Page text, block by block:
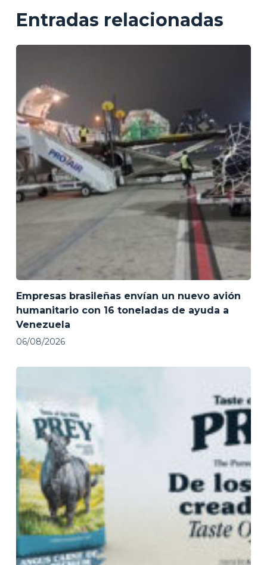
Entradas relacionadas
Empresas brasileñas envían un nuevo avión
humanitario con 16 toneladas de ayuda a
Venezuela
06/08/2026